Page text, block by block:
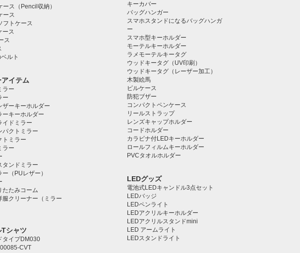
ス（Pencil収納）
ース
フトケース
ース️
ス
ルト
イテム
ラー
ー
ザーキーホルダー
ーキーホルダー
イドミラー
パクトミラー
トミラー
ラー
タンドミラー
（PUレザー）
たたみコーム
服クリーナー（ミラー
シャツ
タイプDM030
CVT
キーカバー
バッグハンガー
スマホスタンドになるバッグハンガ
ー
スマホ型キーホルダー
モーテルキーホルダー
ラメモーテルキータグ
ウッドキータグ（UV印刷）
ウッドキータグ（レーザー加工）
木製絵馬
ピルケース
防犯ブザー
コンパクトペンケース
リールストラップ
レンズキャップホルダー
コードホルダー
カラビナ付LEDキーホルダー
ロールフィルムキーホルダー
PVCタオルホルダー
LEDグッズ
電池式LEDキャンドル3点セット
LEDバッジ
LEDペンライト️
LEDアクリルキーホルダー
LEDアクリルスタンドmini
LED アームライト
LEDスタンドライト